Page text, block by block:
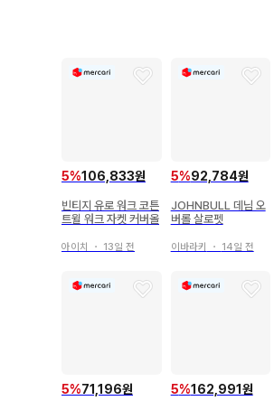
5%106,833원
빈티지 유로 워크 코튼
트윌 워크 자켓 커버올
아이치 ・ 13일 전
5%92,784원
JOHNBULL 데님 오
버롤 살로펫
이바라키 ・ 14일 전
5%71,196원 5%162,991원